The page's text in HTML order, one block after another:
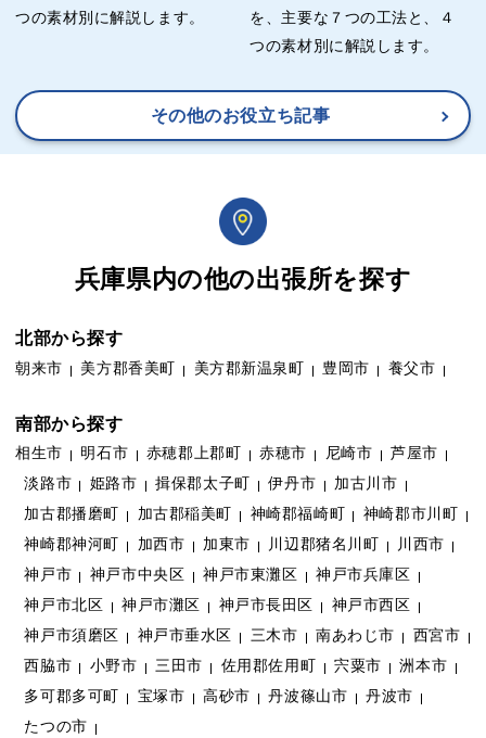
つの素材別に解説します。
を、主要な７つの工法と、４
つの素材別に解説します。
その他のお役立ち記事
兵庫県内の他の出張所を探す
北部から探す
朝来市 美方郡香美町 美方郡新温泉町 豊岡市 養父市
南部から探す
相生市 明石市 赤穂郡上郡町 赤穂市 尼崎市
芦屋市
淡路市
姫路市 揖保郡太子町 伊丹市
加古川市
加古郡播磨町
加古郡稲美町 神崎郡福崎町
神崎郡市川町
神崎郡神河町
加西市 加東市 川辺郡猪名川町
川西市
神戸市
神戸市中央区 神戸市東灘区
神戸市兵庫区
神戸市北区
神戸市灘区 神戸市長田区
神戸市西区
神戸市須磨区
神戸市垂水区 三木市 南あわじ市
西宮市
西脇市
小野市 三田市 佐用郡佐用町 宍粟市
洲本市
多可郡多可町
宝塚市 高砂市 丹波篠山市
丹波市
たつの市